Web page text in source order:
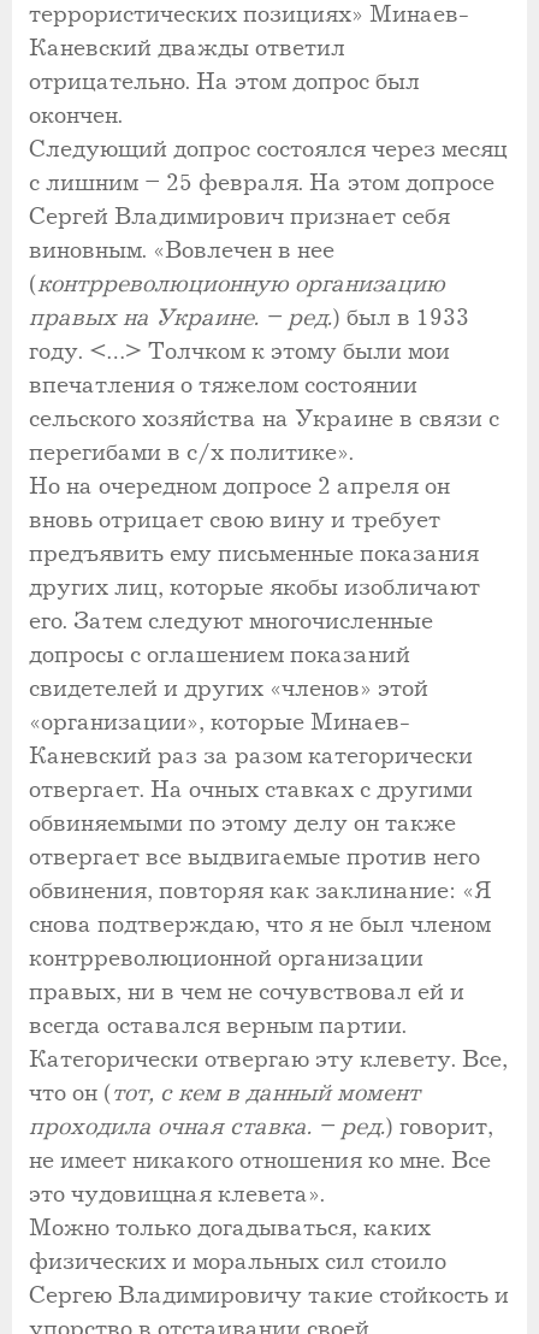
террористических позициях» Минаев-
Каневский дважды ответил
отрицательно. На этом допрос был
окончен.
Следующий допрос состоялся через месяц
с лишним – 25 февраля. На этом допросе
Сергей Владимирович признает себя
виновным. «Вовлечен в нее
(контрреволюционную организацию
правых на Украине. – ред.) был в 1933
году. <…> Толчком к этому были мои
впечатления о тяжелом состоянии
сельского хозяйства на Украине в связи с
перегибами в с/х политике».
Но на очередном допросе 2 апреля он
вновь отрицает свою вину и требует
предъявить ему письменные показания
других лиц, которые якобы изобличают
его. Затем следуют многочисленные
допросы с оглашением показаний
свидетелей и других «членов» этой
«организации», которые Минаев-
Каневский раз за разом категорически
отвергает. На очных ставках с другими
обвиняемыми по этому делу он также
отвергает все выдвигаемые против него
обвинения, повторяя как заклинание: «Я
снова подтверждаю, что я не был членом
контрреволюционной организации
правых, ни в чем не сочувствовал ей и
всегда оставался верным партии.
Категорически отвергаю эту клевету. Все,
что он (тот, с кем в данный момент
проходила очная ставка. – ред.) говорит,
не имеет никакого отношения ко мне. Все
это чудовищная клевета».
Можно только догадываться, каких
физических и моральных сил стоило
Сергею Владимировичу такие стойкость и